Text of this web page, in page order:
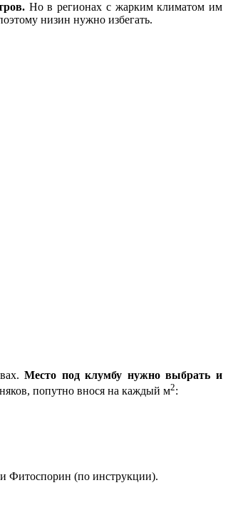
Но в регионах с жарким климатом им
низин нужно избегать.
Место под клумбу нужно выбрать и
попутно внося на каждый м2:
Фитоспорин (по инструкции).